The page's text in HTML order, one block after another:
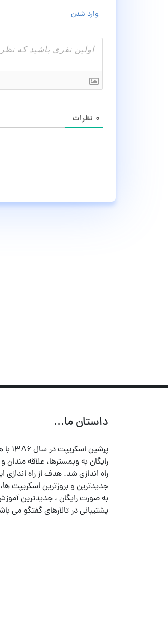
وارد شدن
۰ نظرات
داستان ما...
رایگان به وبمسترها، علاقه مندان
راه اندازی شد. هدف از راه اندازی
جدیدترین و بروزترین اسکریپت
به صورت رایگان ، جدیدترین
پشتیبانی در تالارهای گفتگو می